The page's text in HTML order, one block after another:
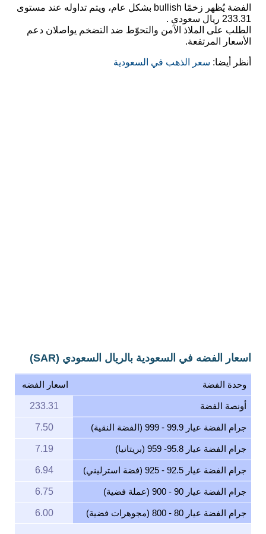
الفضة يُظهر زخمًا bullish بشكل عام، ويتم تداوله عند مستوى
233.31 ريال سعودي .
الطلب على الملاذ الآمن والتحوّط ضد التضخم يواصلان دعم
الأسعار المرتفعة.
أنظر أيضا: سعر الذهب في السعودية
اسعار الفضه في السعودية بالريال السعودي (SAR)
وحدة الفضة اسعار الفضه
أونصة الفضة 233.31
جرام الفضة عيار 99.9 - 999 (الفضة النقية) 7.50
جرام الفضة عيار 95.8- 959 (بريتانيا) 7.19
جرام الفضة عيار 92.5 - 925 (فضة استرليني) 6.94
جرام الفضة عيار 90 - 900 (عملة فضية) 6.75
جرام الفضة عيار 80 - 800 (مجوهرات فضية) 6.00